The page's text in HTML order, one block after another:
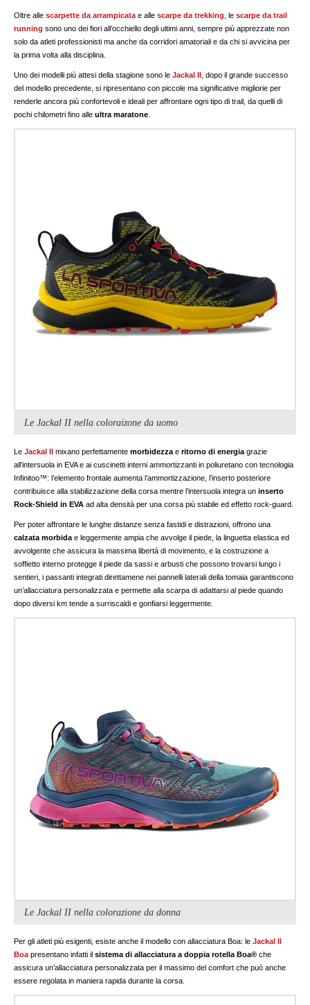
Oltre allescarpette da arrampicata e allescarpe da trekking , lescarpe da trail
running sono uno dei fiori all’occhiello degli ultimi anni, sempre più apprezzate non
solo da atleti professionisti ma anche da corridori amatoriali e da chi si avvicina per
la prima volta alla disciplina.
Uno dei modelli più attesi della stagione sono leJackal II , dopo il grande successo
del modello precedente, si ripresentano con piccole ma significative migliorie per
renderle ancora più confortevoli e ideali per affrontare ogni tipo di trail, da quelli di
pochi chilometri fino alleultra maratone
Le Jackal II nella coloraizone da uomo
LeJackal II mixano perfettamentemorbidezzaeritorno di energiagrazie
all’intersuola in EVA e ai cuscinetti interni ammortizzanti in poliuretano con tecnologia
Infinitoo™: l’elemento frontale aumenta l’ammortizzazione, l’inserto posteriore
contribuisce alla stabilizzazione della corsa mentre l’intersuola integra uninserto
Rock-Shield in EVA ad alta densità per una corsa più stabile ed effetto rock-guard.
Per poter affrontare le lunghe distanze senza fastidi e distrazioni, offrono una
calzata morbidae leggermente ampia che avvolge il piede, la linguetta elastica ed
avvolgente che assicura la massima libertà di movimento, e la costruzione a
soffietto interno protegge il piede da sassi e arbusti che possono trovarsi lungo i
sentieri, i passanti integrati direttamene nei pannelli laterali della tomaia garantiscono
un’allacciatura personalizzata e permette alla scarpa di adattarsi al piede quando
dopo diversi km tende a surriscaldi e gonfiarsi leggermente.
Le Jackal II nella colorazione da donna
Per gli atleti più esigenti, esiste anche il modello con allacciatura Boa: leJackal II
Boa presentano infatti ilsistema di allacciatura a doppia rotella Boa® che
assicura un’allacciatura personalizzata per il massimo del comfort che può anche
essere regolata in maniera rapida durante la corsa.